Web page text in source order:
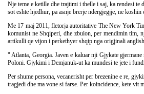
Nje teme e ketille dhe trajtimi i thelle i saj, ka rendesi te
sot eshte hjedhur, pa asnje brerje ndergjegjje, ne koshin
Me 17 maj 2011, fletorja autoritative The New York
komunist ne Shqiperi, dhe zbulon, per mendimin tim,
artikulli qe vijon i perkethyer shqip nga origjinali
" Atlanta, Georgia. Javen e kaluar nji Gjykate
Poloni. Gjykimi i Demjanuk-ut ka mundesi te jete i
Per shume persona, vecanerisht per brezenine e re,
tragjedi dhe ma vone si farse. Per koincidence, kete